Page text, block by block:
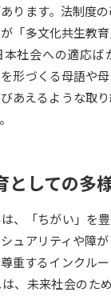
ト特集 夢ナ
受験準備
受験
テレ
ります。法制度
「多文化共生教
本社会への適応ば
形づくる母語や
あえるような取
としての多
、「ちがい」を
ュアリティや障
重するインクル
、未来社会のた